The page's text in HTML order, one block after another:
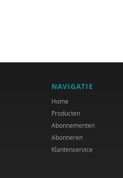
NAVIGATIE
Home
Producten
Abonnementen
Abonneren
Klantenservice